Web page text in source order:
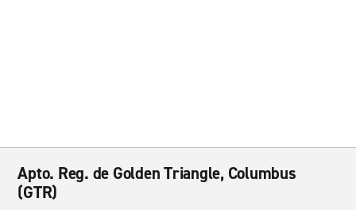
Apto. Reg. de Golden Triangle, Columbus
(GTR)